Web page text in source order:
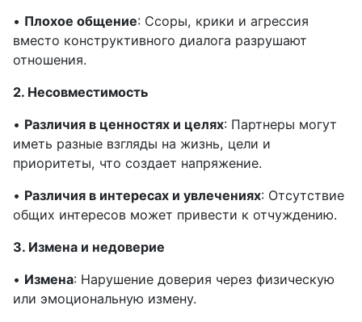
• Плохое общение: Ссоры, крики и агрессия
вместо конструктивного диалога разрушают
отношения.
2. Несовместимость
• Различия в ценностях и целях: Партнеры могут
иметь разные взгляды на жизнь, цели и
приоритеты, что создает напряжение.
• Различия в интересах и увлечениях: Отсутствие
общих интересов может привести к отчуждению.
3. Измена и недоверие
• Измена: Нарушение доверия через физическую
или эмоциональную измену.